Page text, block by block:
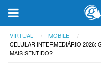
VIRTUAL
MOBILE
CELULAR INTERMEDIÁRIO 2026:
MAIS SENTIDO?